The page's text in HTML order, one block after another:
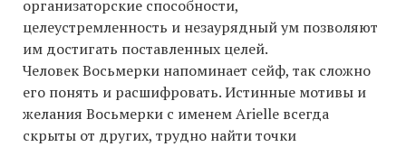
организаторские способности,
целеустремленность и незаурядный ум позволяют
им достигать поставленных целей.
Человек Восьмерки напоминает сейф, так сложно
его понять и расшифровать. Истинные мотивы и
желания Восьмерки с именем Arielle всегда
скрыты от других, трудно найти точки